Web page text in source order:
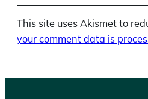
This site uses Akismet to
your comment data is